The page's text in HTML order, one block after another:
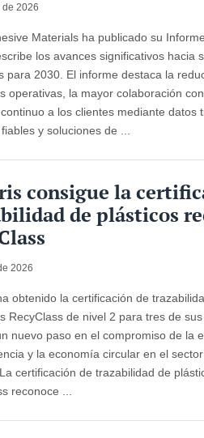
de 2026
Materials ha publicado su
los avances significativos hacia
para 2030. El informe destaca la
operativas, la mayor colaboración
a los clientes mediante datos
y soluciones de ...
consigue la
de plásticos
2026
obtenido la certificación de
RecyClass de nivel 2 para tres de
nuevo paso en el compromiso de la
y la economía circular en el
certificación de trazabilidad de
reconoce ...